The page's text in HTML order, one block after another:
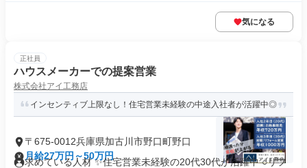
気になる
正社員
ハウスメーカーでの提案営業
株式会社アイ工務店
インセンティブ上限なし！住宅営業未経験の中途入社者が活躍中◎
〒675-0012兵庫県加古川市野口町野口
月給27万円～50万円
求めている人材 ✨住宅営業未経験の20代30代が活躍中 ○リフ